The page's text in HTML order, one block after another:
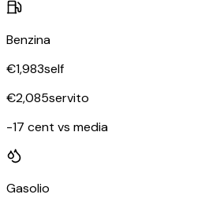
Benzina
€1,983self
€2,085servito
-17 cent vs media
Gasolio